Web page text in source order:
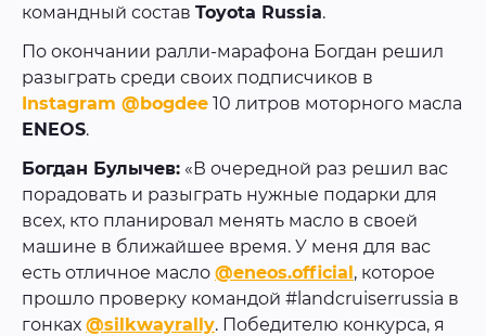
командный состав Toyota Russia.
По окончании ралли-марафона Богдан решил
разыграть среди своих подписчиков в
Instagram @bogdee 10 литров моторного масла
ENEOS.
Богдан Булычев: «В очередной раз решил вас
порадовать и разыграть нужные подарки для
всех, кто планировал менять масло в своей
машине в ближайшее время. У меня для вас
есть отличное масло @eneos.official, которое
прошло проверку командой #landcruiserrussia в
гонках @silkwayrally. Победителю конкурса, я